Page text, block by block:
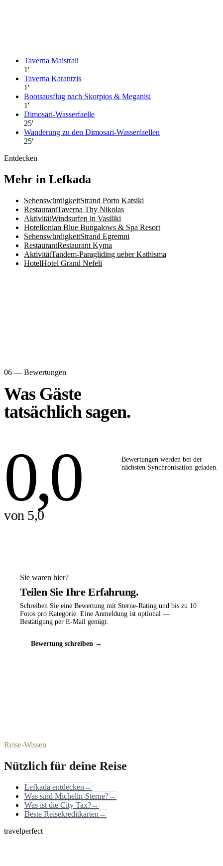
Taverna Maistrali
1′
Taverna Karantzis
1′
Bootsausflug nach Skorpios & Meganisi
1′
Dimosari-Wasserfaelle
25′
Wanderung zu den Dimosari-Wasserfaellen
25′
Entdecken
Mehr in Lefkada
SehenswürdigkeitStrand Porto Katsiki
RestaurantTaverna Thy Nikolas
AktivitätWindsurfen in Vasiliki
HotelIonian Blue Bungalows & Spa Resort
SehenswürdigkeitStrand Egremni
RestaurantRestaurant Kyma
AktivitätTandem-Paragliding ueber Kathisma
HotelHotel Grand Nefeli
06 — Bewertungen
Was Gäste
tatsächlich sagen.
0,0
von 5,0
Bewertungen werden bei der
nächsten Synchronisation geladen.
Sie waren hier?
Teilen Sie Ihre Erfahrung.
Schreiben Sie eine Bewertung mit Sterne-Rating und bis zu 10
Fotos pro Kategorie. Eine Anmeldung ist optional —
Bestätigung per E-Mail genügt.
Bewertung schreiben →
Reise-Wissen
Nützlich für deine Reise
Lefkada entdecken →
Was sind Michelin-Sterne?→
Was ist die City Tax?→
Beste Reisekreditkarten →
travelperfect